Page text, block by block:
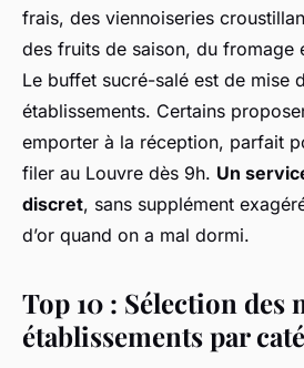
frais, des viennoiseries
des fruits de saison, du fromage
Le buffet sucré-salé est de mise
établissements. Certains
emporter à la réception, parfait
filer au Louvre dès 9h. Un
discret, sans supplément
d’or quand on a mal dormi.
Top 10 : Sélection des
établissements par